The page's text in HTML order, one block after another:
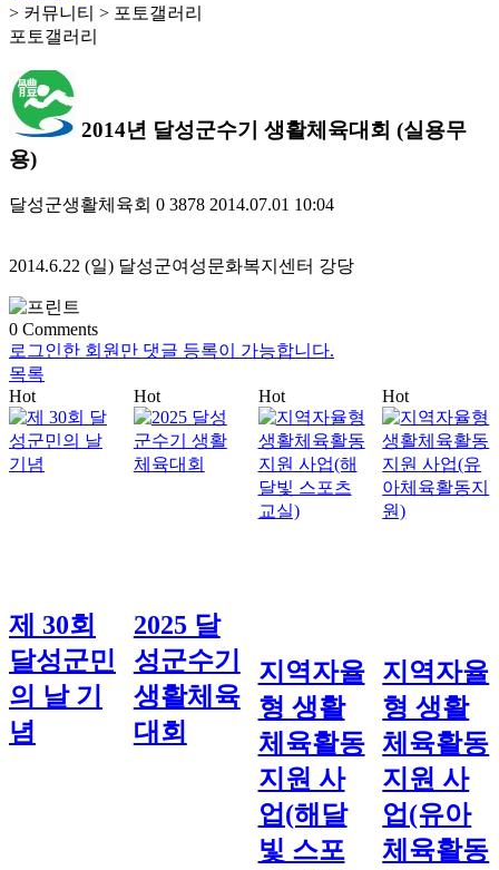
> 커뮤니티 > 포토갤러리
포토갤러리
2014년 달성군수기 생활체육대회 (실용무
용)
달성군생활체육회 0 3878 2014.07.01 10:04
2014.6.22 (일) 달성군여성문화복지센터 강당
0 Comments
로그인한 회원만 댓글 등록이 가능합니다.
목록
Hot
제 30회
달성군민
의 날 기
념
Hot
2025 달
성군수기
생활체육
대회
Hot
지역자율
형 생활
체육활동
지원 사
업(해달
빛 스포
Hot
지역자율
형 생활
체육활동
지원 사
업(유아
체육활동